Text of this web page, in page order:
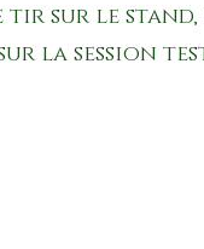
tir sur le stand,
la session